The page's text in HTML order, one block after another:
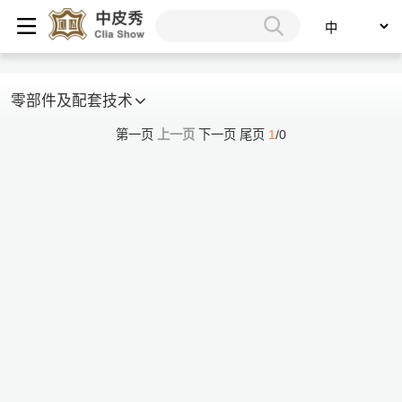
零部件及配套技术
第一页 上一页 下一页 尾页 1/0